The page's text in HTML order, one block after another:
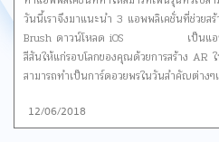
คำถามเพิ่มเติมเช่น ระยะเวลาการมีประจำเ
คิดการตั้งครรภ์ (ปฏิทินการตั้งครรภ์) ที่จะช่ว
ทารก ติดตามสัปดาห์ของปฏิทินตั้งครรภ์ ดูกา
ตัวติดตามสมรรถภาพทางร่างกาย ที่จะช่วยดู
เดี่ยวจบเลยก็ว่าได้ ดาวน์โหลด
วันนี้เราจึงมาแนะนำ 3 แอพพลิเคชั่นที่ช่วยส
Brush ดาวน์โหลด iOS เป็นแอพพลิ
สีสันให้แก่รอบโลกของคุณด้วยการสร้าง AR
สามารถทำเป็นการ์ดอวยพรในวันสำคัญต่าง
ดาวน์โหลด iOS AR Toy แอพพลิเคชั่น
สีสันให้แก่วัตถุต่างๆ ในโลกความเป็นจริง
12/06/2018